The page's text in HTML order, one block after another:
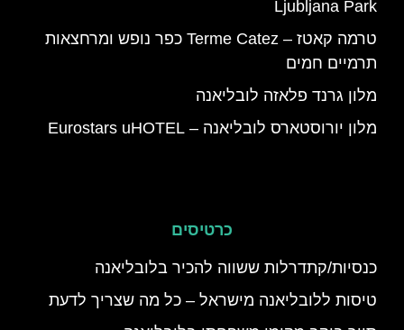
Ljubljana Park
טרמה קאטז – Terme Catez כפר נופש ומרחצאות
תרמיים חמים
מלון גרנד פלאזה לובליאנה
מלון יורוסטארס לובליאנה – Eurostars uHOTEL
כרטיסים
כנסיות/קתדרלות ששווה להכיר בלובליאנה
טיסות ללובליאנה מישראל – כל מה שצריך לדעת